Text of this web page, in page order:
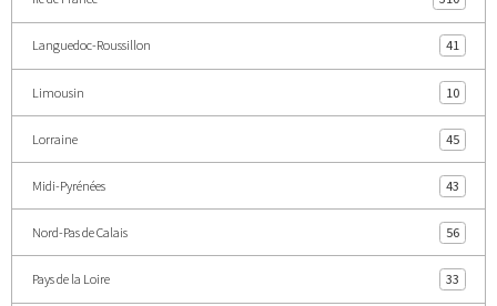
Languedoc-Roussillon 41
Limousin 10
Lorraine 45
Midi-Pyrénées 43
Nord-Pas de Calais 56
Pays de la Loire 33